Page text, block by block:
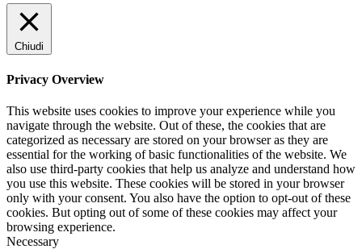
Chiudi
Privacy Overview
This website uses cookies to improve your experience while you
navigate through the website. Out of these, the cookies that are
categorized as necessary are stored on your browser as they are
essential for the working of basic functionalities of the website. We
also use third-party cookies that help us analyze and understand how
you use this website. These cookies will be stored in your browser
only with your consent. You also have the option to opt-out of these
cookies. But opting out of some of these cookies may affect your
browsing experience.
Necessary